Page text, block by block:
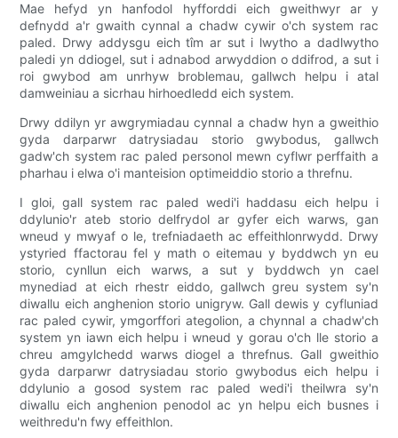
Mae hefyd yn hanfodol hyfforddi eich gweithwyr ar y
defnydd a'r gwaith cynnal a chadw cywir o'ch system rac
paled. Drwy addysgu eich tîm ar sut i lwytho a dadlwytho
paledi yn ddiogel, sut i adnabod arwyddion o ddifrod, a sut i
roi gwybod am unrhyw broblemau, gallwch helpu i atal
damweiniau a sicrhau hirhoedledd eich system.
Drwy ddilyn yr awgrymiadau cynnal a chadw hyn a gweithio
gyda darparwr datrysiadau storio gwybodus, gallwch
gadw'ch system rac paled personol mewn cyflwr perffaith a
pharhau i elwa o'i manteision optimeiddio storio a threfnu.
I gloi, gall system rac paled wedi'i haddasu eich helpu i
ddylunio'r ateb storio delfrydol ar gyfer eich warws, gan
wneud y mwyaf o le, trefniadaeth ac effeithlonrwydd. Drwy
ystyried ffactorau fel y math o eitemau y byddwch yn eu
storio, cynllun eich warws, a sut y byddwch yn cael
mynediad at eich rhestr eiddo, gallwch greu system sy'n
diwallu eich anghenion storio unigryw. Gall dewis y cyfluniad
rac paled cywir, ymgorffori ategolion, a chynnal a chadw'ch
system yn iawn eich helpu i wneud y gorau o'ch lle storio a
chreu amgylchedd warws diogel a threfnus. Gall gweithio
gyda darparwr datrysiadau storio gwybodus eich helpu i
ddylunio a gosod system rac paled wedi'i theilwra sy'n
diwallu eich anghenion penodol ac yn helpu eich busnes i
weithredu'n fwy effeithlon.